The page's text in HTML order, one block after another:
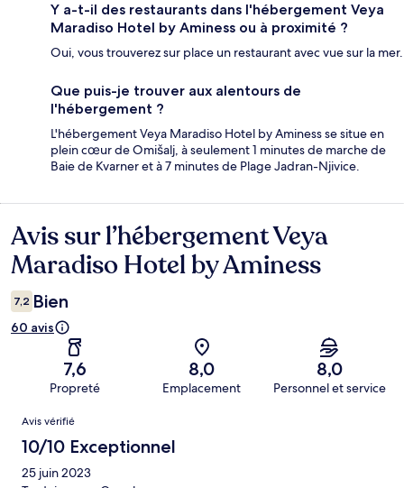
Y a-t-il des restaurants dans l'hébergement Veya
Maradiso Hotel by Aminess ou à proximité ?
Oui, vous trouverez sur place un restaurant avec vue sur la mer.
Que puis-je trouver aux alentours de
l'hébergement ?
L'hébergement Veya Maradiso Hotel by Aminess se situe en
plein cœur de Omišalj, à seulement 1 minutes de marche de
Baie de Kvarner et à 7 minutes de Plage Jadran-Njivice.
Avis
Avis sur l’hébergement Veya
Maradiso Hotel by Aminess
7,2 Bien
60 avis
7,6
Propreté
8,0
Emplacement
8,0
Personnel et service
Avis
Avis vérifié
10/10 Exceptionnel
25 juin 2023